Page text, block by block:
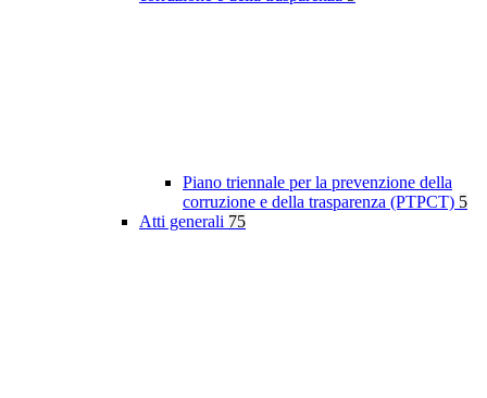
Piano triennale per la prevenzione della
corruzione e della trasparenza (PTPCT) 5
Atti generali 75